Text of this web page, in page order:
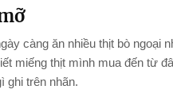
càng ăn nhiều thịt bò ngoại
miếng thịt mình mua đến từ
ghi trên nhãn.